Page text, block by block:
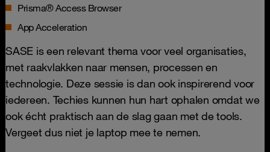
Prisma® Access Browser
App Acceleration
SASE is een relevant thema voor veel organisaties,
met raakvlakken naar mensen, processen en
technologie. Deze sessie is dan ook inspirerend voor
iedereen. Techies kunnen hun hart ophalen omdat we
ook écht praktisch aan de slag gaan met de tools.
Vergeet dus niet je laptop mee te nemen.